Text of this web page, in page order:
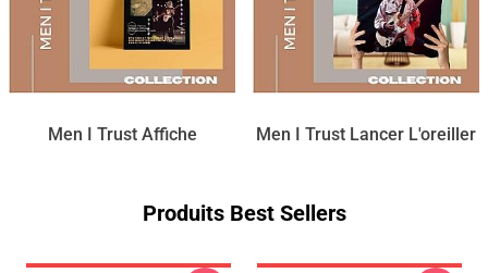
Men I Trust Affiche Men I Trust Lancer L'oreiller
Produits Best Sellers